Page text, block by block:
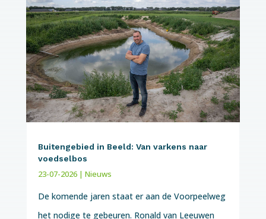
Buitengebied in Beeld: Van varkens naar
voedselbos
23-07-2026| Nieuws
De komende jaren staat er aan de Voorpeelweg
het nodige te gebeuren. Ronald van Leeuwen